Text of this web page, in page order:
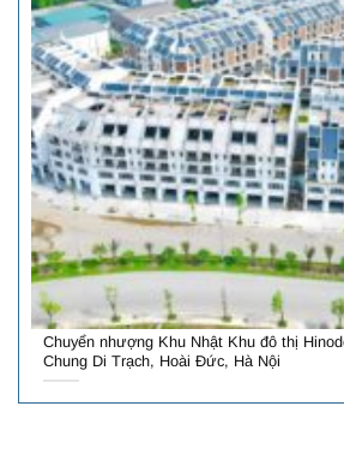
Chuyển nhượng Khu Nhật Khu đô thị
Chung Di Trạch, Hoài Đức, Hà Nội